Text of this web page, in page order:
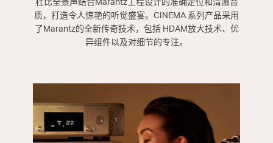
杜比全景声结合Marantz工程设计的准确定位和清澈音
质，打造令人惊艳的听觉盛宴。CINEMA 系列产品采用
了Marantz的全新传奇技术，包括 HDAM放大技术、优
异组件以及对细节的专注。